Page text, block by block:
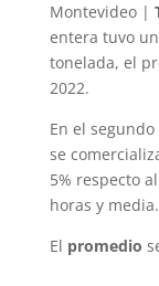
Montevideo |
entera tuvo
tonelada, el
2022.
En el
se
5% respecto
horas y media.
El promedio